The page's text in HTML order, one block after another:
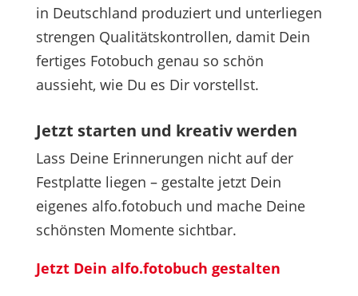
in Deutschland produziert und unterliegen
strengen Qualitätskontrollen, damit Dein
fertiges Fotobuch genau so schön
aussieht, wie Du es Dir vorstellst.
Jetzt starten und kreativ werden
Lass Deine Erinnerungen nicht auf der
Festplatte liegen – gestalte jetzt Dein
eigenes alfo.fotobuch und mache Deine
schönsten Momente sichtbar.
Jetzt Dein alfo.fotobuch gestalten